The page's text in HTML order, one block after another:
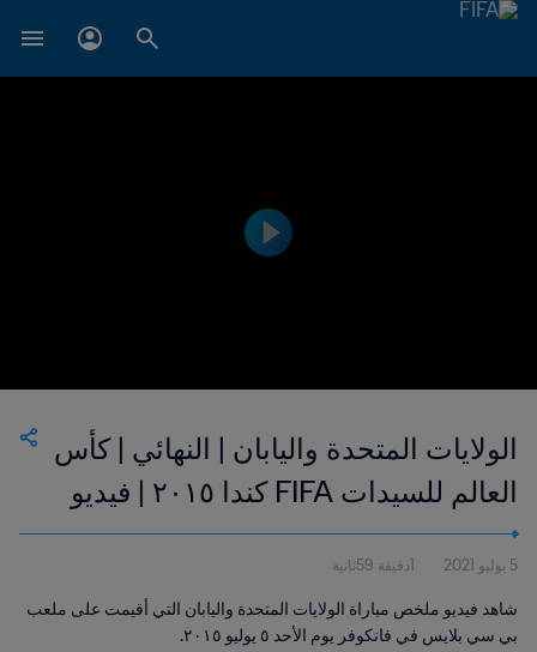
الولايات المتحدة واليابان | النهائي | كأس
العالم للسيدات FIFA كندا ٢٠١٥ | فيديو
ملخص
5 يوليو 2021 1دقيقة 59ثانية
شاهد فيديو ملخص مباراة الولايات المتحدة واليابان التي أقيمت على ملعب
بي سي بلايس في فانكوفر يوم الأحد ٥ يوليو ٢٠١٥.